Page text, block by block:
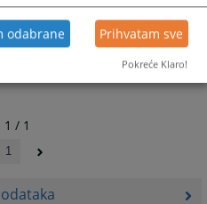
1 / 1
1
odabrane Prihvatam sve
Pokreće Klaro!